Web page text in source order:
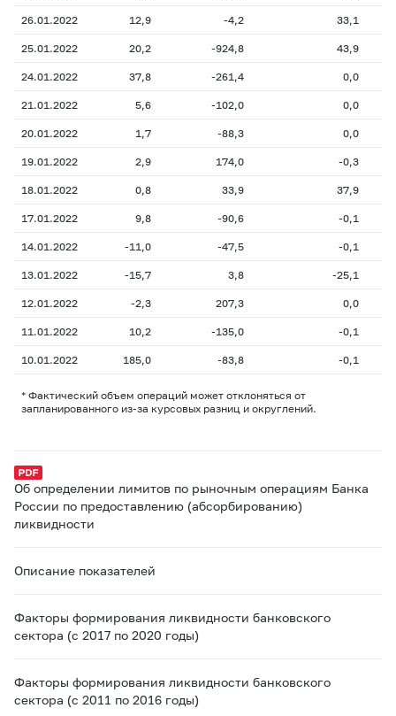
26.01.2022 12,9 -4,2 33,1
25.01.2022 20,2 -924,8 43,9
24.01.2022 37,8 -261,4 0,0
21.01.2022 5,6 -102,0 0,0
20.01.2022 1,7 -88,3 0,0
19.01.2022 2,9 174,0 -0,3
18.01.2022 0,8 33,9 37,9
17.01.2022 9,8 -90,6 -0,1
14.01.2022 -11,0 -47,5 -0,1
13.01.2022 -15,7 3,8 -25,1
12.01.2022 -2,3 207,3 0,0
11.01.2022 10,2 -135,0 -0,1
10.01.2022 185,0 -83,8 -0,1
* Фактический объем операций может отклоняться от
запланированного из-за курсовых разниц и округлений.
Об определении лимитов по рыночным операциям Банка
России по предоставлению (абсорбированию)
ликвидности
Описание показателей
Факторы формирования ликвидности банковского
сектора (с 2017 по 2020 годы)
Факторы формирования ликвидности банковского
сектора (с 2011 по 2016 годы)